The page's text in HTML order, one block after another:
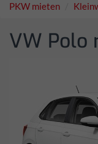
PKW mieten
VW Polo